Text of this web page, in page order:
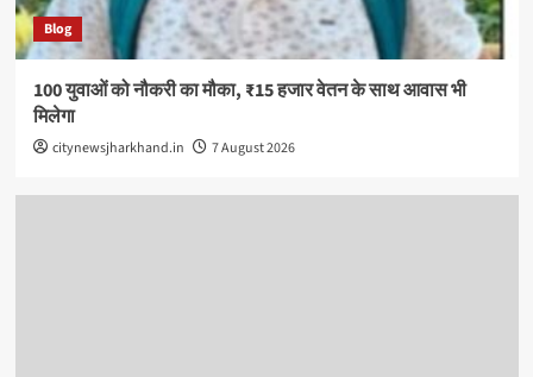
Blog
100 युवाओं को नौकरी का मौका, ₹15 हजार वेतन के साथ आवास भी
मिलेगा
citynewsjharkhand.in 7 August 2026